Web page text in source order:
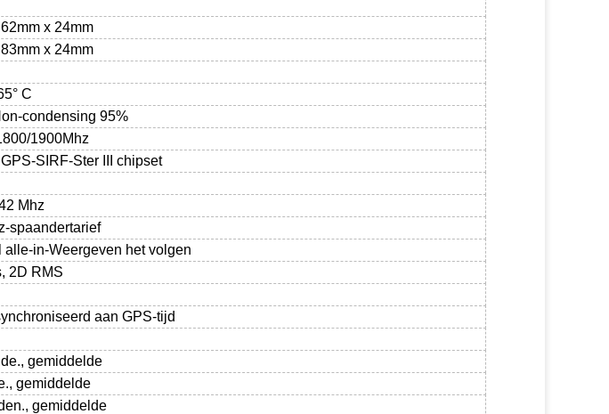
x 24mm
x 24mm
C
condensing 95%
1900Mhz
SIRF-Ster III chipset
Mhz
spaandertarief
alle-in-Weergeven het volgen
2D RMS
aan GPS-tijd
gemiddelde
gemiddelde
gemiddelde